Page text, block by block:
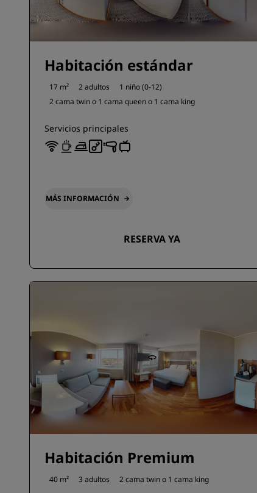
Habitación estándar
17 m² 2 adultos
1 niño (0-12)
2 cama twin o 1 cama queen o 1 cama king
Servicios principales
MÁS INFORMACIÓN
RESERVA YA
Habitación Premium
40 m² 3 adultos 2 cama twin o 1 cama king